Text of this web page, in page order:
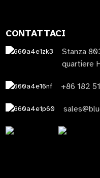
CONTATTACI
Stanza
quartiere
+86 182